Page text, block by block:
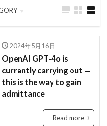
2024年5月16日
OpenAI GPT-4o is
currently carrying out —
this is the way to gain
admittance
Read more
sim card
Taylor
Tesla
the US
travel
ジュミア
渡航